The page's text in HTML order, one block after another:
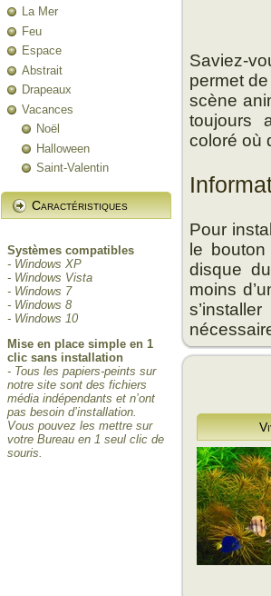
La Mer
Feu
Espace
Abstrait
Drapeaux
Vacances
Noël
Halloween
Saint-Valentin
Caractéristiques
Systèmes compatibles
- Windows XP
- Windows Vista
- Windows 7
- Windows 8
- Windows 10
Mise en place simple en 1
clic sans installation
- Tous les papiers-peints sur
notre site sont des fichiers
média indépendants et n’ont
pas besoin d’installation.
Vous pouvez les mettre sur
votre Bureau en 1 seul clic de
souris.
Saviez-
permet
scène
toujours
coloré où
Pour
le
disque
moins